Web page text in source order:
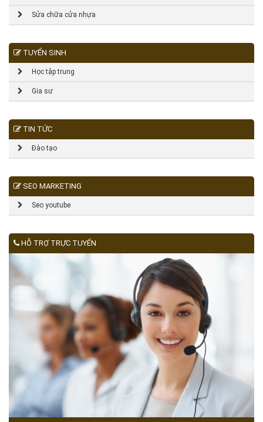
Sửa chữa cửa nhựa
TUYỂN SINH
Học tập trung
Gia sư
TIN TỨC
Đào tạo
SEO MARKETING
Seo youtube
HỖ TRỢ TRỰC TUYẾN